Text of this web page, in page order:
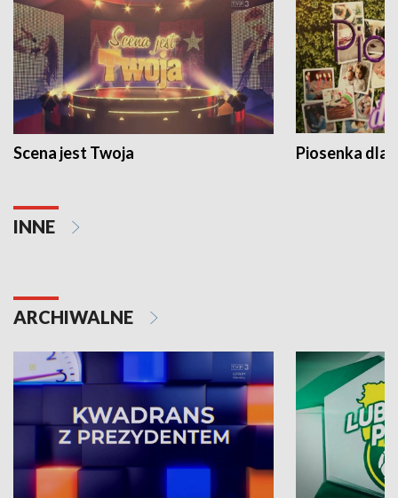
Scena jest Twoja Piosenka dla
INNE
ARCHIWALNE